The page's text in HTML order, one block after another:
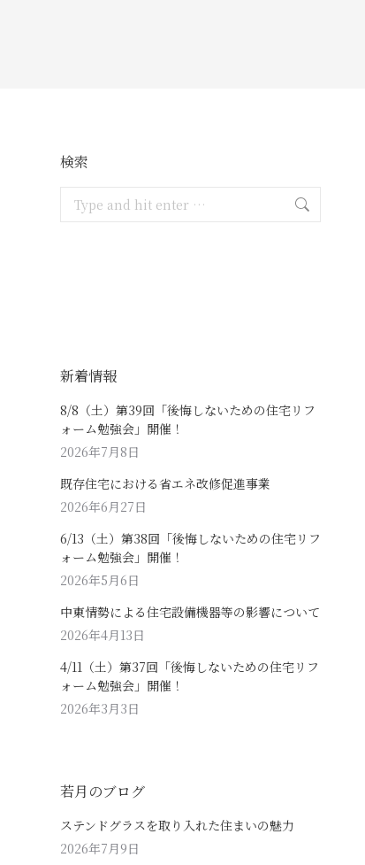
検索
新着情報
8/8（土）第39回「後悔しないための住宅リフ
ォーム勉強会」開催！
2026年7月8日
既存住宅における省エネ改修促進事業
2026年6月27日
6/13（土）第38回「後悔しないための住宅リフ
ォーム勉強会」開催！
2026年5月6日
中東情勢による住宅設備機器等の影響について
2026年4月13日
4/11（土）第37回「後悔しないための住宅リフ
ォーム勉強会」開催！
2026年3月3日
若月のブログ
ステンドグラスを取り入れた住まいの魅力
2026年7月9日